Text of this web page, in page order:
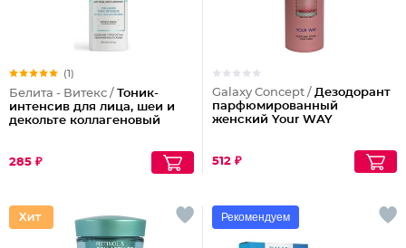
(1)
Белита - Витекс / Тоник-
интенсив для лица, шеи и
декольте коллагеновый
285 ₽
Galaxy Concept / Дезодорант
парфюмированный
женский Your WAY
512 ₽
Рекомендуем